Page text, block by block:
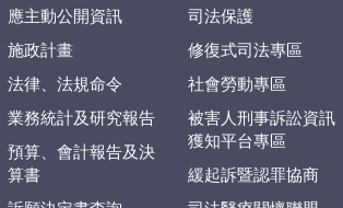
應主動公開資訊
施政計畫
法律、法規命令
業務統計及研究報告
預算、會計報告及決
算書
司法保護
修復式司法專區
社會勞動專區
被害人刑事訴訟資訊
獲知平台專區
緩起訴暨認罪協商